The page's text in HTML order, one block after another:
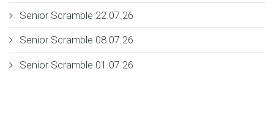
Senior Scramble 22.07.26
Senior Scramble 08.07.26
Senior Scramble 01.07.26